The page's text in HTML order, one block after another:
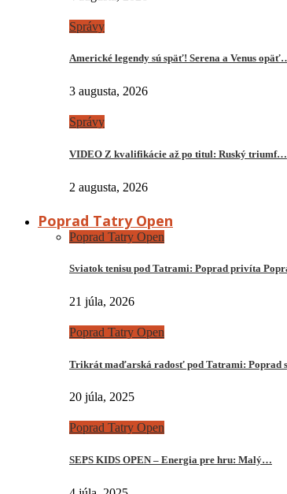
Správy
Americké legendy sú späť! Serena a Venus
3 augusta, 2026
Správy
VIDEO Z kvalifikácie až po titul: Ruský triumf…
2 augusta, 2026
Poprad Tatry Open
Poprad Tatry Open
Sviatok tenisu pod Tatrami: Poprad privíta
21 júla, 2026
Poprad Tatry Open
Trikrát maďarská radosť pod Tatrami: Poprad
20 júla, 2025
Poprad Tatry Open
SEPS KIDS OPEN – Energia pre hru: Malý…